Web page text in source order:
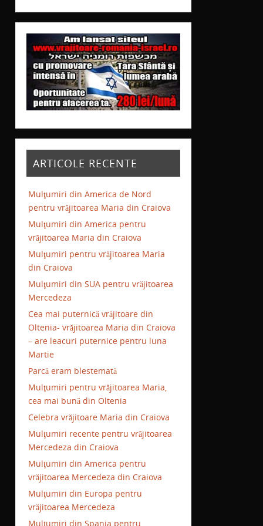
ARTICOLE RECENTE
Mulţumiri din America de Nord
pentru vrăjitoarea Maria din Craiova
Mulţumiri din America pentru
vrăjitoarea Maria din Craiova
Mulţumiri pentru vrăjitoarea Maria
din Craiova
Mulţumiri din SUA pentru vrăjitoarea
Mercedeza
Cea mai puternică vrăjitoare din
Oltenia- vrăjitoarea Maria din Craiova
– are leacuri puternice pentru luna
Martie
Parcă eram blestemată
Mulţumiri pentru vrăjitoarea Maria,
cea mai bună din Oltenia
Celebra vrăjitoare Maria din Craiova
Mulţumiri recente pentru vrăjitoarea
Mercedeza din Craiova
Mulţumiri din America pentru
vrăjitoarea Mercedeza din Craiova
Mulţumiri din Europa pentru
vrăjitoarea Mercedeza
Mulţumiri din Spania pentru